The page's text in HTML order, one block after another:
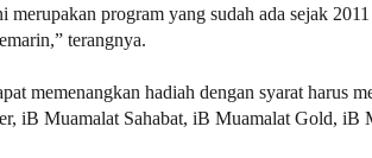
merupakan program yang sudah ada sejak
terangnya.
memenangkan hadiah dengan syarat harus
iB Muamalat Sahabat, iB Muamalat Gold, iB